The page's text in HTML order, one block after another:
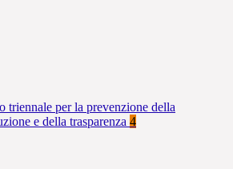
triennale per la prevenzione della
e della trasparenza 4